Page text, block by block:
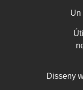
Un
Disseny